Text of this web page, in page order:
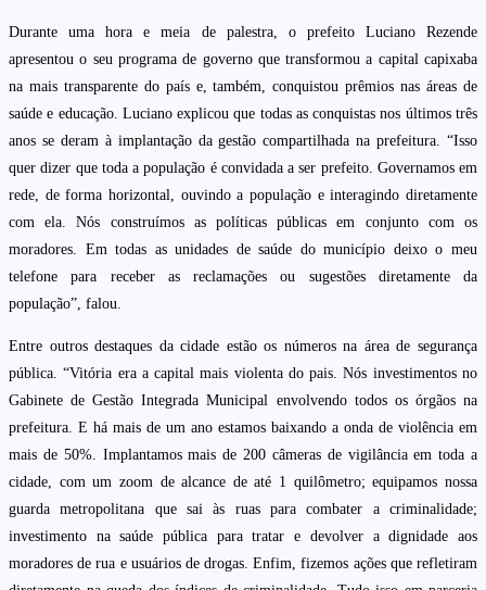
Durante uma hora e meia de palestra, o prefeito Luciano Rezende
apresentou o seu programa de governo que transformou a capital capixaba
na mais transparente do país e, também, conquistou prêmios nas áreas de
saúde e educação. Luciano explicou que todas as conquistas nos últimos três
anos se deram à implantação da gestão compartilhada na prefeitura. “Isso
quer dizer que toda a população é convidada a ser prefeito. Governamos em
rede, de forma horizontal, ouvindo a população e interagindo diretamente
com ela. Nós construímos as políticas públicas em conjunto com os
moradores. Em todas as unidades de saúde do município deixo o meu
telefone para receber as reclamações ou sugestões diretamente da
população”, falou.
Entre outros destaques da cidade estão os números na área de segurança
pública. “Vitória era a capital mais violenta do pais. Nós investimentos no
Gabinete de Gestão Integrada Municipal envolvendo todos os órgãos na
prefeitura. E há mais de um ano estamos baixando a onda de violência em
mais de 50%. Implantamos mais de 200 câmeras de vigilância em toda a
cidade, com um zoom de alcance de até 1 quilômetro; equipamos nossa
guarda metropolitana que sai às ruas para combater a criminalidade;
investimento na saúde pública para tratar e devolver a dignidade aos
moradores de rua e usuários de drogas. Enfim, fizemos ações que refletiram